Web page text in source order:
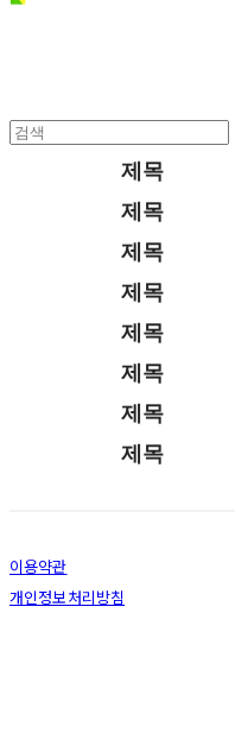
제목
제목
제목
제목
제목
제목
제목
제목
이용약관
개인정보처리방침